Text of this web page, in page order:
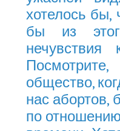
хотелось
бы из
общество,
нас абортов,
по